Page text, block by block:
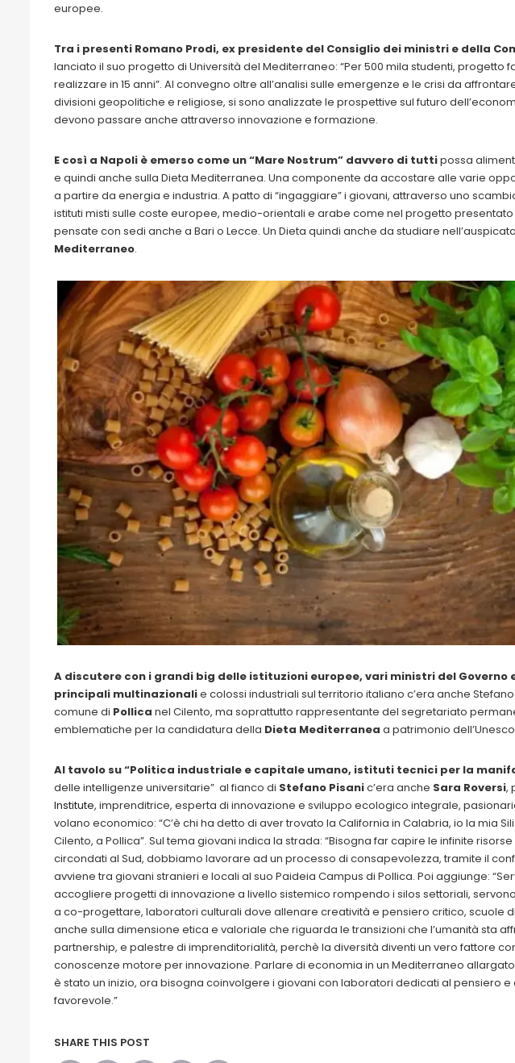
europee.
Tra i presenti Romano Prodi, ex presidente del Consiglio dei ministri e della
lanciato il suo progetto di Università del Mediterraneo: “Per 500 mila studenti, progetto
realizzare in 15 anni”. Al convegno oltre all’analisi sulle emergenze e le crisi da
divisioni geopolitiche e religiose, si sono analizzate le prospettive sul futuro
devono passare anche attraverso innovazione e formazione.
E così a Napoli è emerso come un “Mare Nostrum” davvero di tuttipossa
e quindi anche sulla Dieta Mediterranea. Una componente da accostare alle varie
a partire da energia e industria. A patto di “ingaggiare” i giovani, attraverso uno
istituti misti sulle coste europee, medio-orientali e arabe come nel progetto
pensate con sedi anche a Bari o Lecce. Un Dieta quindi anche da studiare nell’auspicata
Mediterraneo.
A discutere con i grandi big delle istituzioni europee, vari ministri del
principali multinazionalie colossi industriali sul territorio italiano c’era anche
comune di Pollica nel Cilento, ma soprattutto rappresentante del segretariato
emblematiche per la candidatura della Dieta Mediterranea a patrimonio dell’Unesco
Al tavolo su “Politica industriale e capitale umano, istituti tecnici per la
delle intelligenze universitarie” al fianco di Stefano Pisanic’era anche Sara Roversi,
Institute, imprenditrice, esperta di innovazione e sviluppo ecologico integrale,
volano economico: “C’è chi ha detto di aver trovato la California in Calabria, io la mia
Cilento, a Pollica”. Sul tema giovani indica la strada: “Bisogna far capire le infinite
circondati al Sud, dobbiamo lavorare ad un processo di consapevolezza, tramite il
avviene tra giovani stranieri e locali al suo Paideia Campus di Pollica. Poi aggiunge:
accogliere progetti di innovazione a livello sistemico rompendo i silos settoriali,
a co-progettare, laboratori culturali dove allenare creatività e pensiero critico, scuole
anche sulla dimensione etica e valoriale che riguarda le transizioni che l’umanità sta
partnership, e palestre di imprenditorialità, perchè la diversità diventi un vero fattore
conoscenze motore per innovazione. Parlare di economia in un Mediterraneo
è stato un inizio, ora bisogna coinvolgere i giovani con laboratori dedicati al pensiero e
favorevole.”
SHARE THIS POST